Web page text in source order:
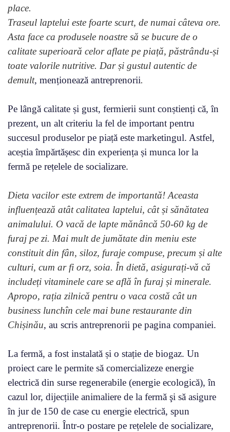
place.
Traseul laptelui este foarte scurt, de numai câteva ore.
Asta face ca produsele noastre să se bucure de o
calitate superioară celor aflate pe piață, păstrându-și
toate valorile nutritive. Dar și gustul autentic de
demult, menționează antreprenorii.
Pe lângă calitate și gust, fermierii sunt conștienți că, în
prezent, un alt criteriu la fel de important pentru
succesul produselor pe piață este marketingul. Astfel,
aceștia împărtășesc din experiența și munca lor la
fermă pe rețelele de socializare.
Dieta vacilor este extrem de importantă! Aceasta
influențează atât calitatea laptelui, cât și sănătatea
animalului. O vacă de lapte mănâncă 50-60 kg de
furaj pe zi. Mai mult de jumătate din meniu este
constituit din fân, siloz, furaje compuse, precum și alte
culturi, cum ar fi orz, soia. În dietă, asigurați-vă că
includeți vitaminele care se află în furaj și minerale.
Apropo, rația zilnică pentru o vaca costă cât un
business lunchîn cele mai bune restaurante din
Chișinău, au scris antreprenorii pe pagina companiei.
La fermă, a fost instalată și o stație de biogaz. Un
proiect care le permite să comercializeze energie
electrică din surse regenerabile (energie ecologică), în
cazul lor, dijecțiile animaliere de la fermă şi să asigure
în jur de 150 de case cu energie electrică, spun
antreprenorii. Într-o postare pe rețelele de socializare,